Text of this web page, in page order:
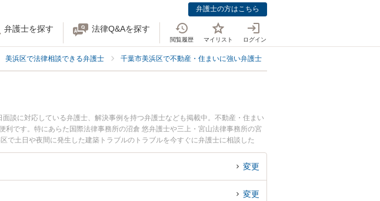
弁護士の方はこちら
弁護士を探す 法律Q&Aを探す
閲覧履歴 マイリスト ログイン
美浜区で法律相談できる弁護士 千葉市美浜区で不動産・住まいに強い弁護士
談に対応している弁護士、解決事例を持つ弁護士なども掲載中。不動産・住まい
です。特にあらた国際法律事務所の沼倉 悠弁護士や三上・宮山法律事務所の宮
で土日や夜間に発生した建築トラブルのトラブルを今すぐに弁護士に相談した
築トラブルを法律相談できる千葉市美浜区内の弁護士に相談予約したい』などで
変更
変更